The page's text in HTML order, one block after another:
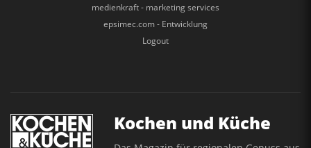
medienkraft - marketing services
epsimec.com - Entwicklung
Logout
Kochen und Küche